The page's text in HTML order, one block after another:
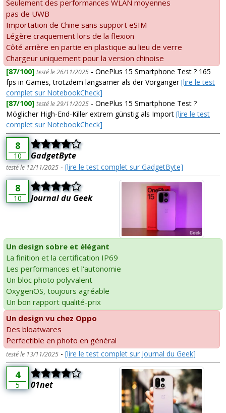
Seulement des performances WLAN moyennes
pas de UWB
Importation de Chine sans support eSIM
Légère craquement lors de la flexion
Côté arrière en partie en plastique au lieu de verre
Chargeur uniquement pour la version chinoise
[87/100] testé le 26/11/2025 - OnePlus 15 Smartphone Test ? 165
fps in Games, trotzdem langsamer als der Vorgänger[lire le test
complet sur NotebookCheck]
[87/100] testé le 29/11/2025 - OnePlus 15 Smartphone Test ?
Möglicher High-End-Killer extrem günstig als Import [lire le test
complet sur NotebookCheck]
8
10 GadgetByte
testé le 12/11/2025 - [lire le test complet sur GadgetByte]
8
10 Journal du Geek
Un design sobre et élégant
La finition et la certification IP69
Les performances et l'autonomie
Un bloc photo polyvalent
OxygenOS, toujours agréable
Un bon rapport qualité-prix
Un design vu chez Oppo
Des bloatwares
Perfectible en photo en général
testé le 13/11/2025 - [lire le test complet sur Journal du Geek]
4
5 01net